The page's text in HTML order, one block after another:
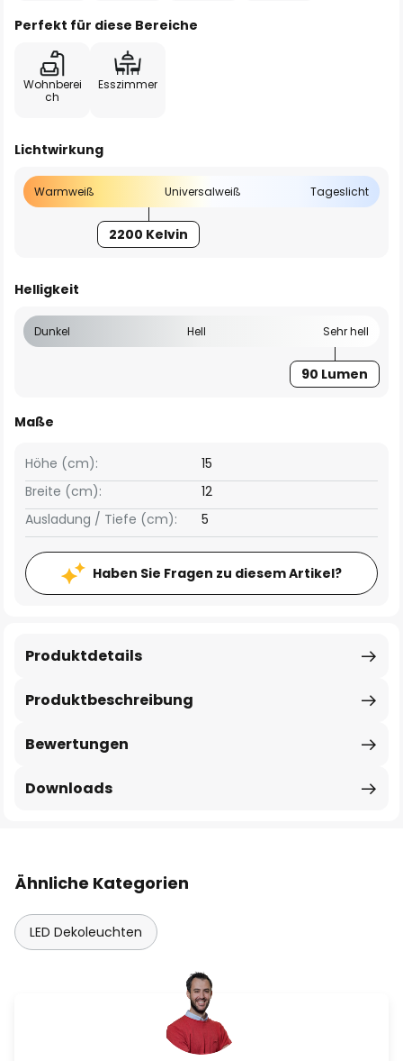
Perfekt für diese Bereiche
Wohnberei
ch
Esszimmer
Lichtwirkung
Warmweiß Universalweiß Tageslicht
2200 Kelvin
Helligkeit
Dunkel Hell Sehr hell
90 Lumen
Maße
Breite (cm): 12
Höhe (cm): 15
Ausladung / Tiefe (cm): 5
Haben Sie Fragen zu diesem Artikel?
Produktbeschreibung
Produktdetails
Bewertungen
Downloads
Ähnliche Kategorien
LED Dekoleuchten